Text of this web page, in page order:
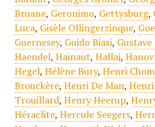
Bruane, Geronimo, Gettysburg,
Luca, Gisèle Ollingerzinque,
Guernesey, Guido Biasi,
Haendel, Hainaut, Hallaj,
Hegel, Hélène Bury, Henri
Brouckère, Henri De Man,
Trouillard, Henry Heerup,
Héraclite, Hercule Seegers,